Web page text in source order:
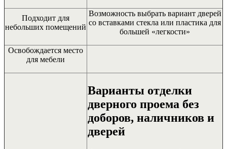
Подходит для
небольших помещений
Возможность выбрать вариант дверей
со вставками стекла или пластика для
большей «легкости»
Освобождается место
для мебели
Варианты отделки
дверного проема без
доборов, наличников и
дверей